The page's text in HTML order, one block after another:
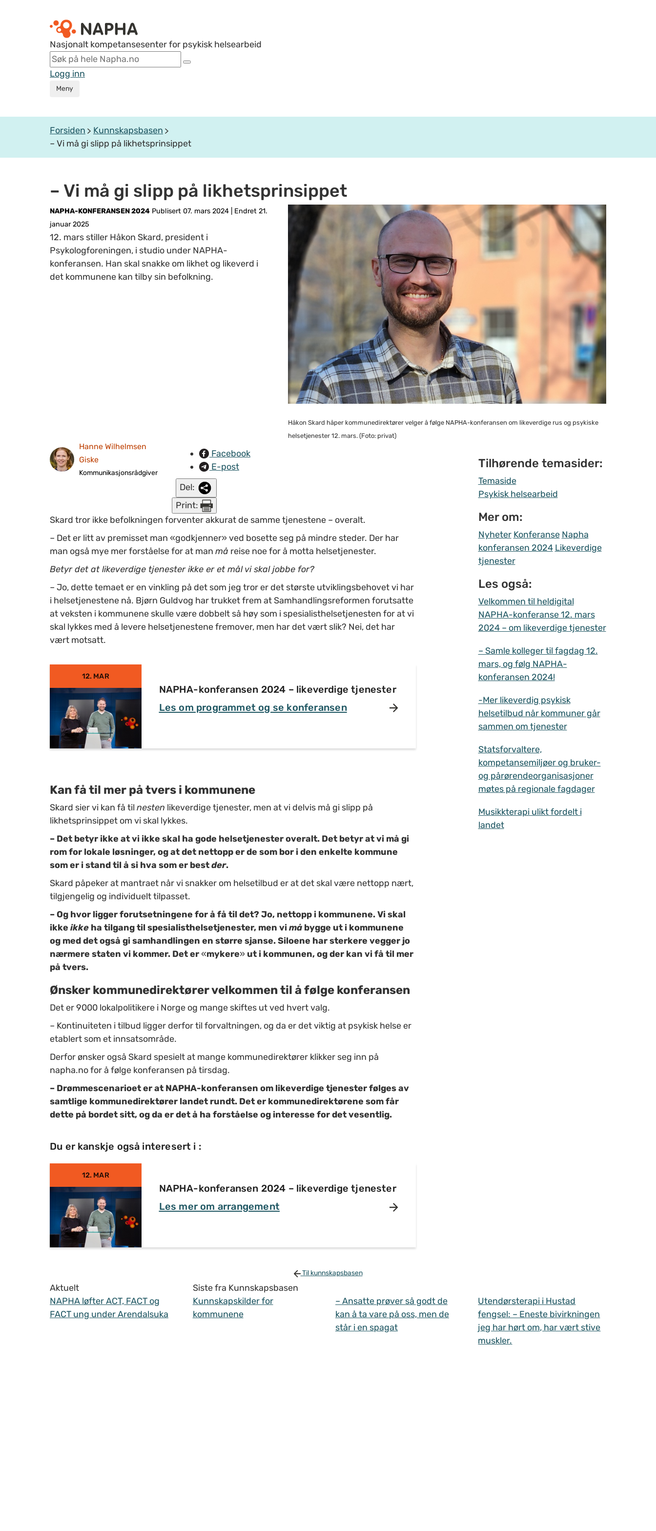
Nasjonalt kompetansesenter for psykisk helsearbeid
Logg inn
Meny
Forsiden
Kunnskapsbasen
– Vi må gi slipp på likhetsprinsippet
– Vi må gi slipp på likhetsprinsippet
NAPHA-KONFERANSEN 2024 Publisert 07. mars 2024
Endret 21.
januar 2025
12. mars stiller Håkon Skard, president i
Psykologforeningen, i studio under NAPHA-
konferansen. Han skal snakke om likhet og likeverd i
det kommunene kan tilby sin befolkning.
Håkon Skard håper kommunedirektører velger å følge NAPHA-konferansen om likeverdige rus og psykiske
helsetjenester 12. mars. (Foto: privat)
Hanne Wilhelmsen
Giske
Kommunikasjonsrådgiver
Facebook
E-post
Del:
Print:
Skard tror ikke befolkningen forventer akkurat de samme tjenestene – overalt.
– Det er litt av premisset man «godkjenner»ved bosette seg på mindre steder. Der har
man også mye mer forståelse for at man må reise noe for å motta helsetjenester.
Betyr det at likeverdige tjenester ikke er et mål vi skal jobbe for?
– Jo, dette temaet er en vinkling på det som jeg tror er det største utviklingsbehovet vi har
i helsetjenestene nå. Bjørn Guldvog har trukket frem at Samhandlingsreformen forutsatte
at veksten i kommunene skulle være dobbelt så høy som i spesialisthelsetjenesten for at vi
skal lykkes med å levere helsetjenestene fremover, men har det vært slik? Nei, det har
vært motsatt.
12. MAR
NAPHA-konferansen 2024 – likeverdige tjenester
Les om programmet og se konferansen
Kan få til mer på tvers i kommunene
Skard sier vi kan få til nesten likeverdige tjenester, men at vi delvis må gi slipp på
likhetsprinsippet om vi skal lykkes.
– Det betyr ikke at vi ikke skal ha gode helsetjenester overalt. Det betyr at vi må gi
rom for lokale løsninger, og at det nettopp er de som bor i den enkelte kommune
som er i stand til å si hva som er bestder.
Skard påpeker at mantraet når vi snakker om helsetilbud er at det skal være nettopp nært,
tilgjengelig og individuelt tilpasset.
– Og hvor ligger forutsetningene for å få til det? Jo, nettopp i kommunene. Vi skal
ikke ikke ha tilgang til spesialisthelsetjenester, men vi må bygge ut i kommunene
og med det også gi samhandlingen en større sjanse. Siloene har sterkere vegger jo
nærmere staten vi kommer. Det er«mykere» ut i kommunen, og der kan vi få til mer
på tvers.
Ønsker kommunedirektører velkommen til å følge konferansen
Det er 9000 lokalpolitikere i Norge og mange skiftes ut ved hvert valg.
– Kontinuiteten i tilbud ligger derfor til forvaltningen, og da er det viktig at psykisk helse er
etablert som et innsatsområde.
Derfor ønsker også Skard spesielt at mange kommunedirektører klikker seg inn på
napha.no for å følge konferansen på tirsdag.
– Drømmescenarioet er at NAPHA-konferansen om likeverdige tjenester følges av
samtlige kommunedirektører landet rundt. Det er kommunedirektørene som får
dette på bordet sitt, og da er det å ha forståelse og interesse for det vesentlig.
Du er kanskje også interesert i :
12. MAR
NAPHA-konferansen 2024 – likeverdige tjenester
Les mer om arrangement
Tilhørende temasider:
Temaside
Psykisk helsearbeid
Mer om:
Nyheter Konferanse Napha
konferansen 2024 Likeverdige
tjenester
Les også:
Velkommen til heldigital
NAPHA-konferanse 12. mars
2024 – om likeverdige tjenester
– Samle kolleger til fagdag 12.
mars, og følg NAPHA-
konferansen 2024!
-Mer likeverdig psykisk
helsetilbud når kommuner går
sammen om tjenester
Statsforvaltere,
kompetansemiljøer og bruker-
og pårørendeorganisasjoner
møtes på regionale fagdager
Musikkterapi ulikt fordelt i
landet
Til kunnskapsbasen
Aktuelt
NAPHA løfter ACT, FACT og
FACT ung under Arendalsuka
Siste fra Kunnskapsbasen
Kunnskapskilder for
kommunene
– Ansatte prøver så godt de
kan å ta vare på oss, men de
står i en spagat
Utendørsterapi i Hustad
fengsel: – Eneste bivirkningen
jeg har hørt om, har vært stive
muskler.